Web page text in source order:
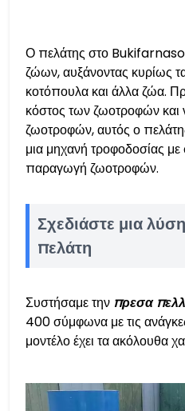
Ο πελάτης στο Bukifarnaso
ζώων, αυξάνοντας κυρίως
κοτόπουλα και άλλα ζώα.
κόστος των ζωοτροφών και
ζωοτροφών, αυτός ο
μια μηχανή τροφοδοσίας με
παραγωγή ζωοτροφών.
Σχεδιάστε μια
πελάτη
Συστήσαμε την πρεσα
400 σύμφωνα με τις
μοντέλο έχει τα ακόλουθα